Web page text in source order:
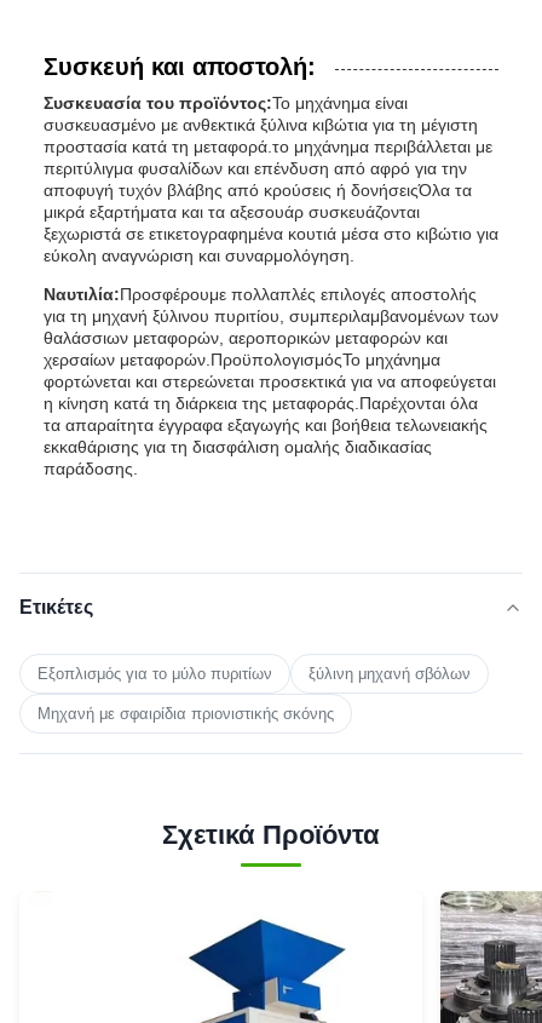
Συσκευή και αποστολή:
Συσκευασία του προϊόντος:Το μηχάνημα είναι
συσκευασμένο με ανθεκτικά ξύλινα κιβώτια για τη μέγιστη
προστασία κατά τη μεταφορά.το μηχάνημα περιβάλλεται με
περιτύλιγμα φυσαλίδων και επένδυση από αφρό για την
αποφυγή τυχόν βλάβης από κρούσεις ή δονήσειςΌλα τα
μικρά εξαρτήματα και τα αξεσουάρ συσκευάζονται
ξεχωριστά σε ετικετογραφημένα κουτιά μέσα στο κιβώτιο για
εύκολη αναγνώριση και συναρμολόγηση.
Ναυτιλία:Προσφέρουμε πολλαπλές επιλογές αποστολής
για τη μηχανή ξύλινου πυριτίου, συμπεριλαμβανομένων των
θαλάσσιων μεταφορών, αεροπορικών μεταφορών και
χερσαίων μεταφορών.ΠροϋπολογισμόςΤο μηχάνημα
φορτώνεται και στερεώνεται προσεκτικά για να αποφεύγεται
η κίνηση κατά τη διάρκεια της μεταφοράς.Παρέχονται όλα
τα απαραίτητα έγγραφα εξαγωγής και βοήθεια τελωνειακής
εκκαθάρισης για τη διασφάλιση ομαλής διαδικασίας
παράδοσης.
Ετικέτες
Εξοπλισμός για το μύλο πυριτίων ξύλινη μηχανή σβόλων
Μηχανή με σφαιρίδια πριονιστικής σκόνης
Σχετικά Προϊόντα